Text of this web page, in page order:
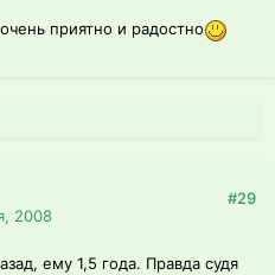
приятно и радостно
2008
#29
ему 1,5 года. Правда судя